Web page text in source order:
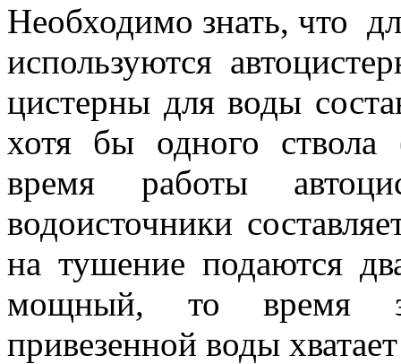
Необходимо знать, что
используются
цистерны для воды
хотя бы одного
время работы
водоисточники
на тушение подаются
мощный, то время
привезенной воды